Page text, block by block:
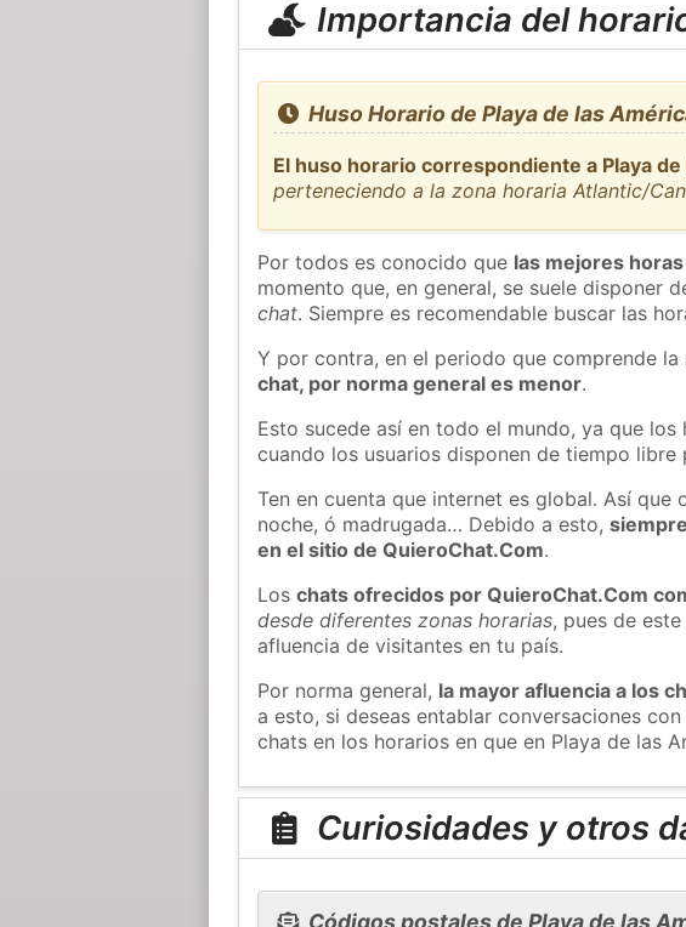
Importancia del
Huso Horario de Playa de las
El huso horario correspondiente a Playa
perteneciendo a la zona horaria Atlantic/
Por todos es conocido que las mejores
momento que, en general, se suele disponer
chat. Siempre es recomendable buscar las
Y por contra, en el periodo que comprende
chat, por norma general es menor.
Esto sucede así en todo el mundo, ya que
cuando los usuarios disponen de tiempo
Ten en cuenta que internet es global. Así
noche, ó madrugada… Debido a esto,
en el sitio de QuieroChat.Com.
Loschats ofrecidos por QuieroChat.Com
desde diferentes zonas horarias, pues de
afluencia de visitantes en tu país.
Por norma general, la mayor afluencia a los
a esto, si deseas entablar conversaciones
chats en los horarios en que en Playa de las
Curiosidades y otros
Códigos postales de Playa de las